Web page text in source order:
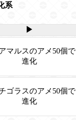
系
▶
マルスのアメ50個で
進化
ゴラスのアメ50個で
進化